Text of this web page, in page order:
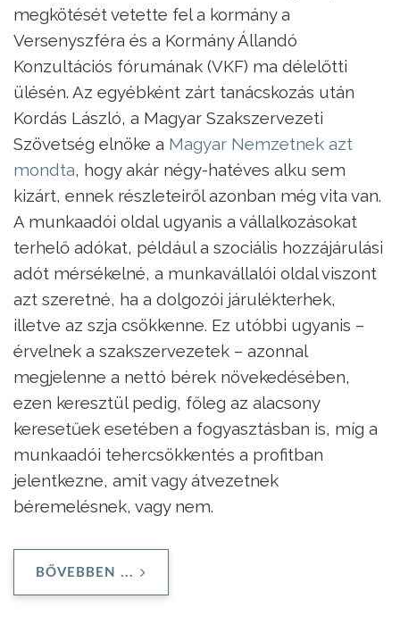
megkötését vetette fel a kormány a
Versenyszféra és a Kormány Állandó
Konzultációs fórumának (VKF) ma délelőtti
ülésén. Az egyébként zárt tanácskozás után
Kordás László, a Magyar Szakszervezeti
Szövetség elnöke a Magyar Nemzetnek azt
mondta, hogy akár négy-hatéves alku sem
kizárt, ennek részleteiről azonban még vita van.
A munkaadói oldal ugyanis a vállalkozásokat
terhelő adókat, például a szociális hozzájárulási
adót mérsékelné, a munkavállalói oldal viszont
azt szeretné, ha a dolgozói járulékterhek,
illetve az szja csökkenne. Ez utóbbi ugyanis –
érvelnek a szakszervezetek – azonnal
megjelenne a nettó bérek növekedésében,
ezen keresztül pedig, főleg az alacsony
keresetűek esetében a fogyasztásban is, míg a
munkaadói tehercsökkentés a profitban
jelentkezne, amit vagy átvezetnek
béremelésnek, vagy nem.
BŐVEBBEN ...